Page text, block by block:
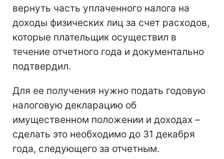
вернуть часть уплаченного налога на
доходы физических лиц за счет расходов,
которые плательщик осуществил в
течение отчетного года и документально
подтвердил.
Для ее получения нужно подать годовую
налоговую декларацию об
имущественном положении и доходах –
сделать это необходимо до 31 декабря
года, следующего за отчетным.